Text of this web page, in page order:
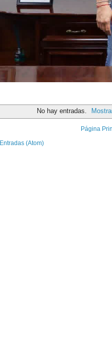
No hay entradas.
Página
Entradas (Atom)